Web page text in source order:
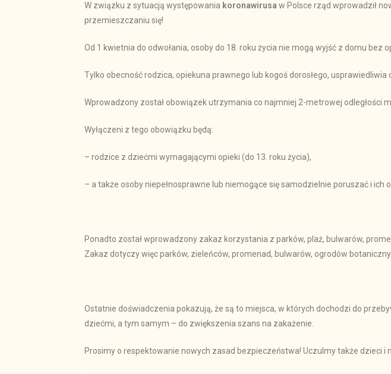
W związku z sytuacją występowania koronawirusa w Polsce rząd wprowadził
przemieszczaniu się!
Od 1 kwietnia do odwołania, osoby do 18. roku życia nie mogą wyjść z domu bez
Tylko obecność rodzica, opiekuna prawnego lub kogoś dorosłego,
Wprowadzony został obowiązek utrzymania co najmniej 2-metrowej odległości
Wyłączeni z tego obowiązku będą:
– rodzice z dziećmi wymagającymi opieki (do 13. roku życia),
– a także osoby niepełnosprawne lub niemogące się samodzielnie poruszać i ich
Ponadto został wprowadzony zakaz korzystania z parków, plaż, bulwarów,
Zakaz dotyczy więc parków, zieleńców, promenad, bulwarów, ogrodów
Ostatnie doświadczenia pokazują, że są to miejsca, w których dochodzi do
dziećmi, a tym samym – do zwiększenia szans na zakażenie.
Prosimy o respektowanie nowych zasad bezpieczeństwa! Uczulmy także dzieci i